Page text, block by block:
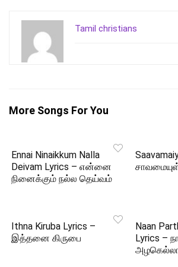
Tamil christians
More Songs For You
Ennai Ninaikkum Nalla
Deivam Lyrics – என்னை
நினைக்கும் நல்ல தெய்வம்
Ithna Kiruba Lyrics –
இத்தனை கிருபை
Naan
Lyrics –